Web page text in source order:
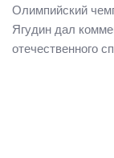
Олимпийский
Ягудин дал
отечественного